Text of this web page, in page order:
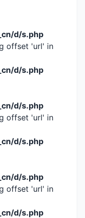
d/s.php
offset 'url' in
d/s.php
d/s.php
offset 'url' in
d/s.php
d/s.php
offset 'url' in
d/s.php